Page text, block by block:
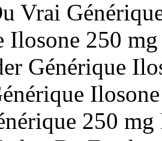
Vrai
Ilosone 250
Générique
250